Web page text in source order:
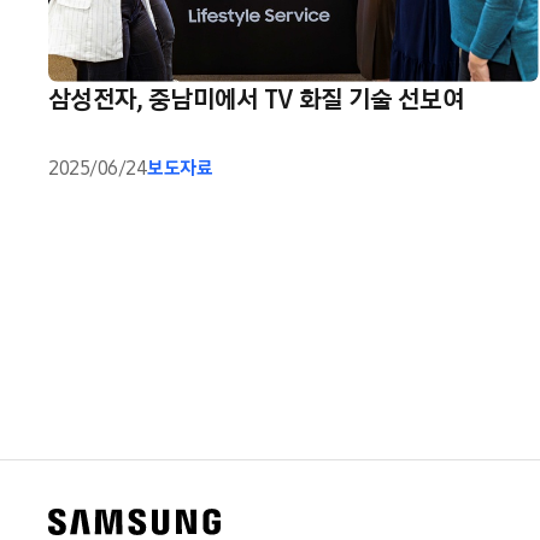
삼성전자, 중남미에서 TV 화질 기술 선보여
2025/06/24보도자료